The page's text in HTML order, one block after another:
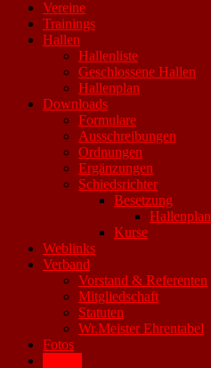
Vereine
Trainings
Hallen
Hallenliste
Geschlossene Hallen
Hallenplan
Downloads
Formulare
Ausschreibungen
Ordnungen
Ergänzungen
Schiedsrichter
Besetzung
Hallenplan
Kurse
Weblinks
Verband
Vorstand & Referenten
Mitgliedschaft
Statuten
Wr.Meister Ehrentabel
Fotos